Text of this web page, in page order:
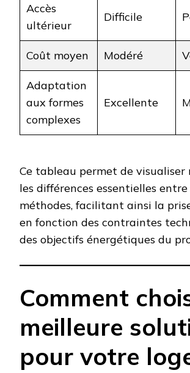
Accès
ultérieur
Difficile
Coût moyen Modéré
Adaptation
aux formes
complexes
Excellente
Ce tableau permet de visualiser
les différences essentielles
méthodes, facilitant ainsi la
en fonction des contraintes
des objectifs énergétiques du
Comment
meilleure
pour votre